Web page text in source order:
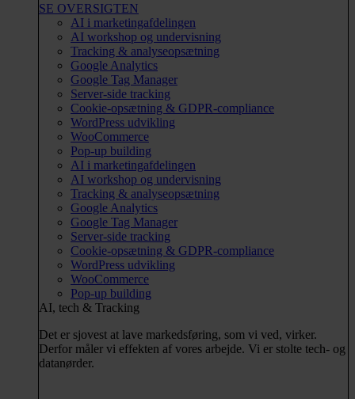
SE OVERSIGTEN
AI i marketingafdelingen
AI workshop og undervisning
Tracking & analyseopsætning
Google Analytics
Google Tag Manager
Server-side tracking
Cookie-opsætning & GDPR-compliance
WordPress udvikling
WooCommerce
Pop-up building
AI i marketingafdelingen
AI workshop og undervisning
Tracking & analyseopsætning
Google Analytics
Google Tag Manager
Server-side tracking
Cookie-opsætning & GDPR-compliance
WordPress udvikling
WooCommerce
Pop-up building
AI, tech & Tracking
Det er sjovest at lave markedsføring, som vi ved, virker.
Derfor måler vi effekten af vores arbejde. Vi er stolte tech- og
datanørder.